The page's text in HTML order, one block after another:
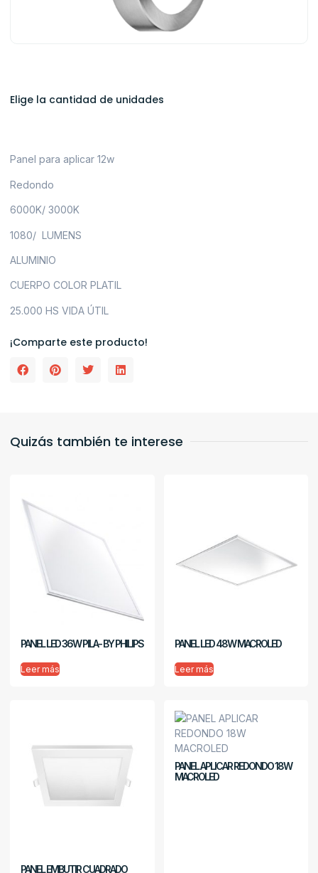
Elige la cantidad de unidades
Panel para aplicar 12w
Redondo
6000K/ 3000K
1080/ LUMENS
ALUMINIO
CUERPO COLOR PLATIL
25.000 HS VIDA ÚTIL
¡Comparte este producto!
Quizás también te interese
PANEL LED 36W PILA- BY PHILIPS
Leer más
PANEL LED 48W MACROLED
Leer más
PANEL EMBUTIR CUADRADO
PANEL APLICAR REDONDO 18W
MACROLED